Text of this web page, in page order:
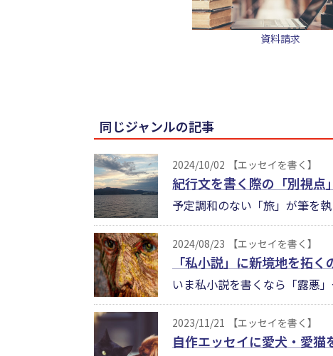
資料請求
同じジャンルの記事
2024/10/02 【エッセイを書く】
紀行文を書く際の「別視点」
予定調和のない「旅」が筆を
2024/08/23 【エッセイを書く】
「私小説」に新境地を拓
いま私小説を書くなら「露悪
2023/11/21 【エッセイを書く】
自作エッセイに愛犬・愛